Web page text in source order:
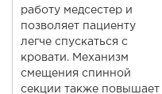
работу медсестер и
позволяет пациенту
легче спускаться с
кровати. Механизм
смещения спинной
секции также повышает